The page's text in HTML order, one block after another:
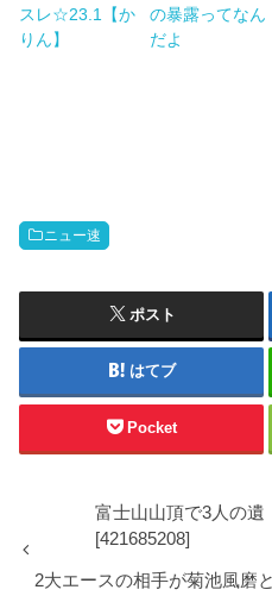
スレ☆23.1【か
りん】
の暴露ってなん
だよ
ニュー速
ポスト
はてブ
Pocket
富士山山頂で3人の
[421685208]
2大エースの相手が菊池風磨